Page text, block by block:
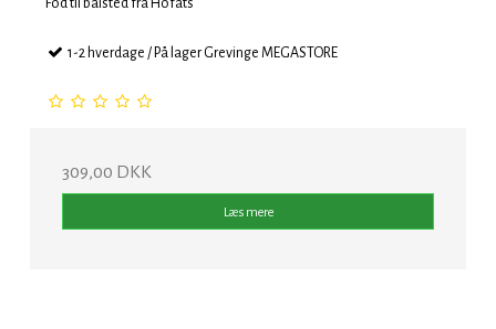
Fod til bålsted fra Höfats
1-2 hverdage / På lager Grevinge MEGASTORE
309,00 DKK
Læs mere